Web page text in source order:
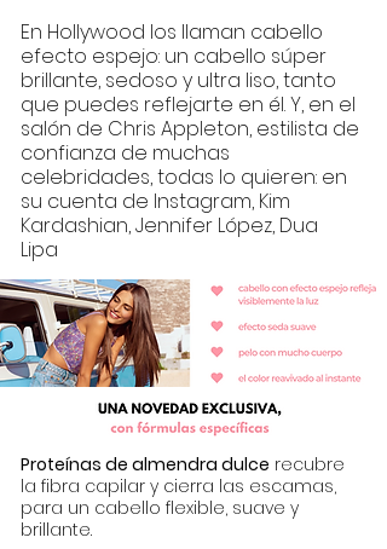
En Hollywood los llaman cabello
efecto espejo: un cabello súper
brillante, sedoso y ultra liso, tanto
que puedes reflejarte en él. Y, en el
salón de Chris Appleton, estilista de
confianza de muchas
celebridades, todas lo quieren: en
su cuenta de Instagram, Kim
Kardashian, Jennifer López, Dua
Lipa
Proteínas de almendra dulce recubre
la fibra capilar y cierra las escamas,
para un cabello flexible, suave y
brillante.